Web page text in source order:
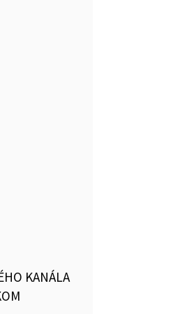
KANÁLA